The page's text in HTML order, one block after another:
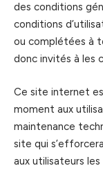
des conditions
conditions
ou complétées à
donc invités à les
Ce site internet
moment aux
maintenance
site qui
aux utilisateurs